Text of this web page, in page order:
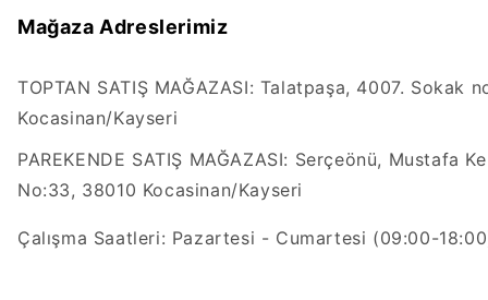
Mağaza Adreslerimiz
TOPTAN SATIŞ MAĞAZASI: Talatpaşa, 4007. Sokak
Kocasinan/Kayseri
PAREKENDE SATIŞ MAĞAZASI: Serçeönü, Mustafa
No:33, 38010 Kocasinan/Kayseri
Çalışma Saatleri: Pazartesi - Cumartesi (09:00-